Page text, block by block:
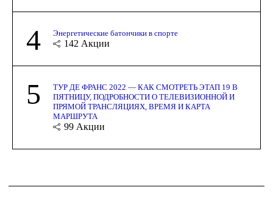
4 Энергетические батончики в спорте
142 Акции
5
ТУР ДЕ ФРАНС 2022 — КАК СМОТРЕТЬ ЭТАП 19 В
ПЯТНИЦУ, ПОДРОБНОСТИ О ТЕЛЕВИЗИОННОЙ И
ПРЯМОЙ ТРАНСЛЯЦИЯХ, ВРЕМЯ И КАРТА
МАРШРУТА
99 Акции